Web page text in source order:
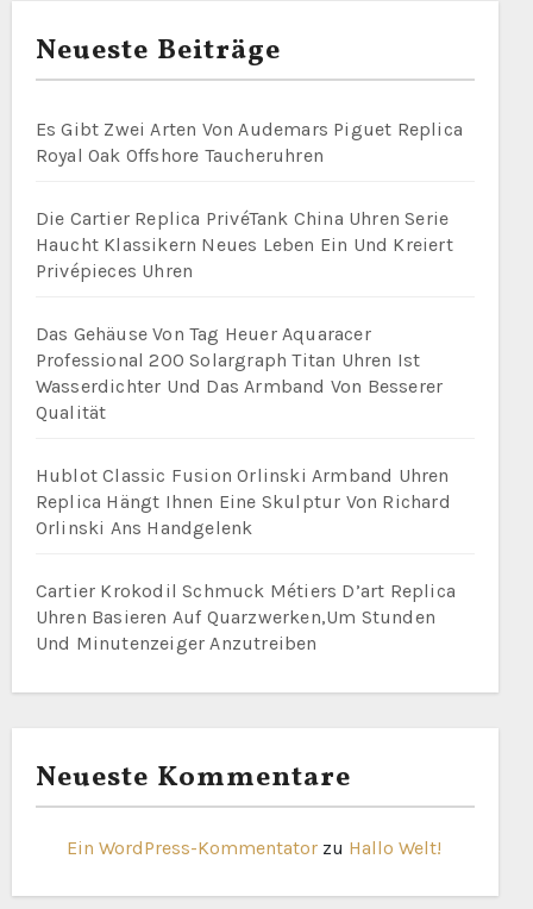
Neueste Beiträge
Es Gibt Zwei Arten Von Audemars Piguet Replica
Royal Oak Offshore Taucheruhren
Die Cartier Replica PrivéTank China Uhren Serie
Haucht Klassikern Neues Leben Ein Und Kreiert
Privépieces Uhren
Das Gehäuse Von Tag Heuer Aquaracer
Professional 200 Solargraph Titan Uhren Ist
Wasserdichter Und Das Armband Von Besserer
Qualität
Hublot Classic Fusion Orlinski Armband Uhren
Replica Hängt Ihnen Eine Skulptur Von Richard
Orlinski Ans Handgelenk
Cartier Krokodil Schmuck Métiers D’art Replica
Uhren Basieren Auf Quarzwerken,Um Stunden
Und Minutenzeiger Anzutreiben
Neueste Kommentare
Ein WordPress-Kommentatorzu Hallo Welt!